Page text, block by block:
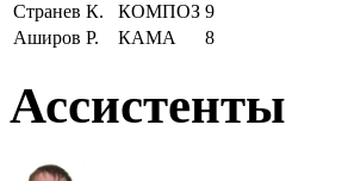
Странев К.
КОМПОЗ 9
Аширов Р.
КАМА 8
Ассистенты